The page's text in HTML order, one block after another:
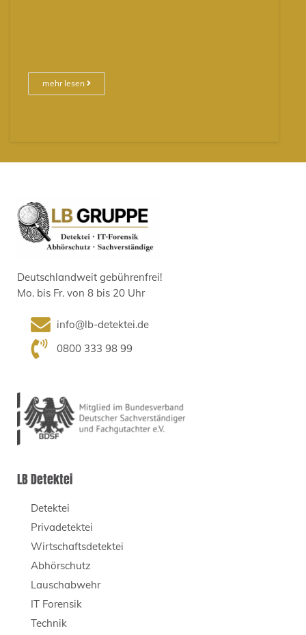
mehr lesen
Deutschlandweit gebührenfrei!
Mo. bis Fr. von 8 bis 20 Uhr
info@lb-detektei.de
0800 333 98 99
LB Detektei
Detektei
Privadetektei
Wirtschaftsdetektei
Abhörschutz
Lauschabwehr
IT Forensik
Technik